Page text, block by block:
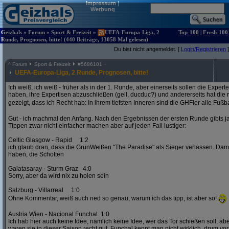
Impressum|
Werbung
Geizhals » Forum » Sport & Freizeit »
UEFA-Europa-Liga, 2
Runde, Prognosen, bitte! (440 Beiträge, 13058 Mal gelesen)
Top-100 | Fresh-100
Du bist nicht angemeldet. [ Login/Registrieren ]
^ Forum Sport & Freizeit #5686101
UEFA-Europa-Liga, 2 Runde, Prognosen, bitte!
Ich weiß, ich weiß - früher als in der 1. Runde, aber einerseits sollen die
haben, ihre Expertisen abzuschließen (gell, ducduc?) und andererseits hat die
gezeigt, dass ich Recht hab: In ihrem tiefsten Inneren sind die GHFler alle
Gut - ich machmal den Anfang. Nach den Ergebnissen der ersten Runde gibts
Tippen zwar nicht einfacher machen aber auf jeden Fall lustiger:
Celtic Glasgow - Rapid 1:2
ich glaub dran, dass die GrünWeißen "The Paradise" als Sieger verlassen.
haben, die Schotten
Galatasaray - Sturm Graz 4:0
Sorry, aber da wird nix zu holen sein
Salzburg - Villarreal 1:0
Ohne Kommentar, weiß auch ned so genau, warum ich das tipp, ist aber so!
Austria Wien - Nacional Funchal 1:0
Ich hab hier auch keine Idee, nämlich keine Idee, wer das Tor schießen soll,